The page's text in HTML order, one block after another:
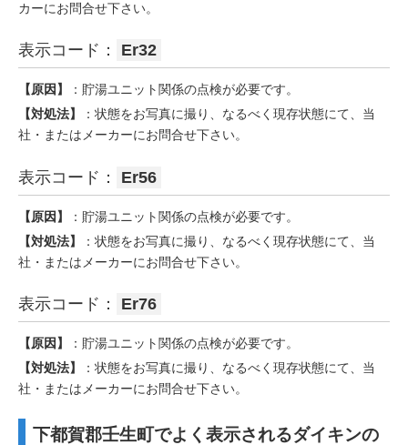
カーにお問合せ下さい。
表示コード： Er32
【原因】
：貯湯ユニット関係の点検が必要です。
【対処法】
：状態をお写真に撮り、なるべく現存状態にて、当
社・またはメーカーにお問合せ下さい。
表示コード： Er56
【原因】
：貯湯ユニット関係の点検が必要です。
【対処法】
：状態をお写真に撮り、なるべく現存状態にて、当
社・またはメーカーにお問合せ下さい。
表示コード： Er76
【原因】
：貯湯ユニット関係の点検が必要です。
【対処法】
：状態をお写真に撮り、なるべく現存状態にて、当
社・またはメーカーにお問合せ下さい。
下都賀郡壬生町でよく表示されるダイキンの